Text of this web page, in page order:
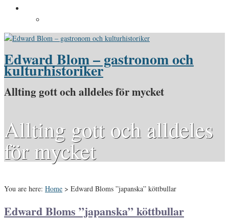
Edward Blom – gastronom och
kulturhistoriker
Allting gott och alldeles för mycket
Allting gott och alldeles
för mycket
You are here: Home > Edward Bloms ”japanska” köttbullar
Edward Bloms ”japanska” köttbullar